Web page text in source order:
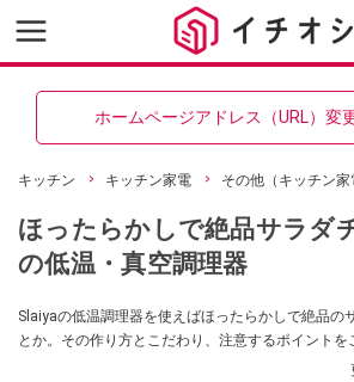
ホームページアドレス（URL）変
キッチン キッチン家電 その他（キッチン家
ほったらかしで絶品サラダ
の低温・真空調理器
Slaiyaの低温調理器を使えばほったらかしで絶品の
とか。その作り方とこだわり、注意するポイントを